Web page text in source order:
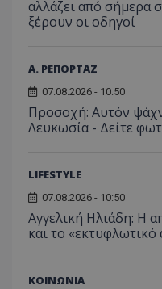
αλλάζει από σήμερα
ξέρουν οι οδηγοί
Α. ΡΕΠΟΡΤΑΖ
07.08.2026 - 10:50
Προσοχή: Αυτόν
Λευκωσία - Δείτε
LIFESTYLE
07.08.2026 - 10:50
Αγγελική Ηλιάδη: Η
και το
ΚΟΙΝΩΝΙΑ